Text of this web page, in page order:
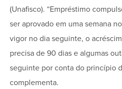
(Unafisco). “Empréstimo
ser aprovado em uma semana
vigor no dia seguinte, o
precisa de 90 dias e algumas
seguinte por conta do princípio
complementa.